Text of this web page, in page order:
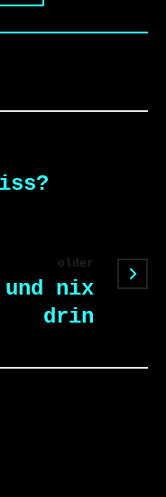
older
nix
drin